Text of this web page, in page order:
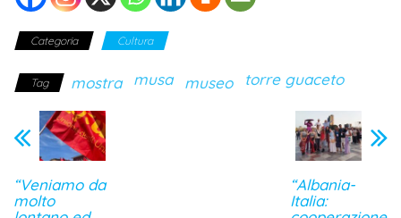
Categoria Cultura
Tag mostra musa museo torre guaceto
“Veniamo da
molto
“Albania-
Italia: